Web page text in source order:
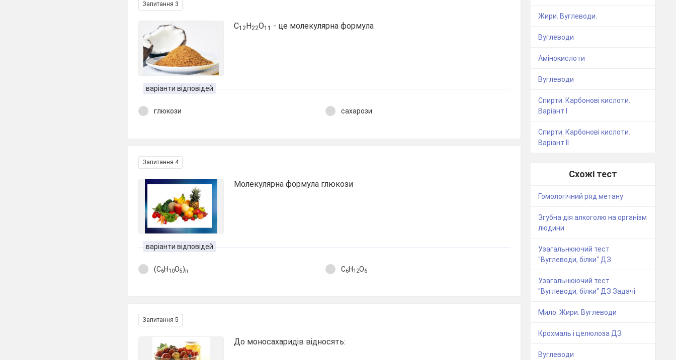
Запитання 3
С12Н22О11 - це молекулярна формула
варіанти відповідей
глюкози сахарози
Запитання 4
Молекулярна формула глюкози
варіанти відповідей
(С6Н10О5)n С6Н12О6
Запитання 5
До моносахаридів відносять:
Жири. Вуглеводи.
Вуглеводи
Амінокислоти
Вуглеводи
Спирти. Карбонові кислоти.
Варіант І
Спирти. Карбонові кислоти.
Варіант ІІ
Схожі тест
Гомологічний ряд метану
Згубна дія алкоголю на організм
людини
Узагальнюючий тест
"Вуглеводи, білки" ДЗ
Узагальнюючий тест
"Вуглеводи, білки" ДЗ Задачі
Мило. Жири. Вуглеводи
Крохмаль і целюлоза ДЗ
Вуглеводи